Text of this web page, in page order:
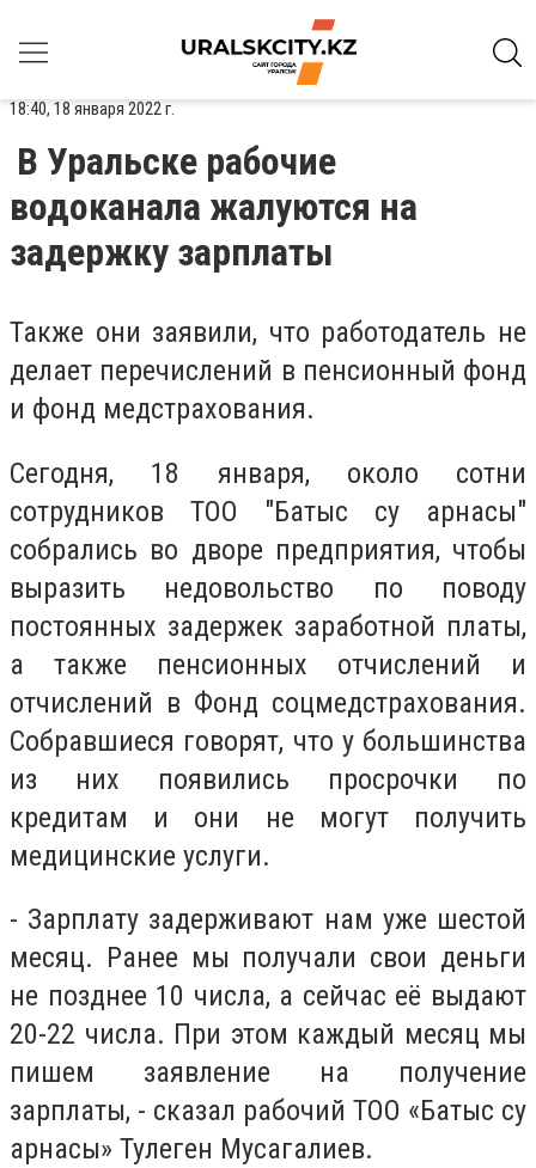
18:40, 18 января 2022 г.
В Уральске рабочие
водоканала жалуются на
задержку зарплаты
Также они заявили, что работодатель не
делает перечислений в пенсионный фонд
и фонд медстрахования.
Сегодня, 18 января, около сотни
сотрудников ТОО "Батыс су арнасы"
собрались во дворе предприятия, чтобы
выразить недовольство по поводу
постоянных задержек заработной платы,
а также пенсионных отчислений и
отчислений в Фонд соцмедстрахования.
Собравшиеся говорят, что у большинства
из них появились просрочки по
кредитам и они не могут получить
медицинские услуги.
- Зарплату задерживают нам уже шестой
месяц. Ранее мы получали свои деньги
не позднее 10 числа, а сейчас её выдают
20-22 числа. При этом каждый месяц мы
пишем заявление на получение
зарплаты, - сказал рабочий ТОО «Батыс су
арнасы» Тулеген Мусагалиев.